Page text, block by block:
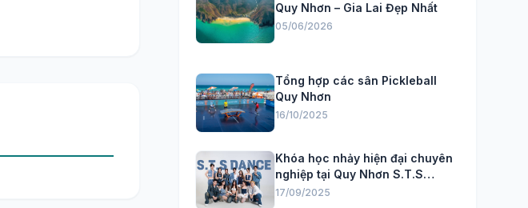
Quy Nhơn – Gia Lai Đẹp Nhất
05/06/2026
Tổng hợp các sân Pickleball
Quy Nhơn
16/10/2025
Khóa học nhảy hiện đại chuyên
nghiệp tại Quy Nhơn S.T.S
Dance Studio
17/09/2025